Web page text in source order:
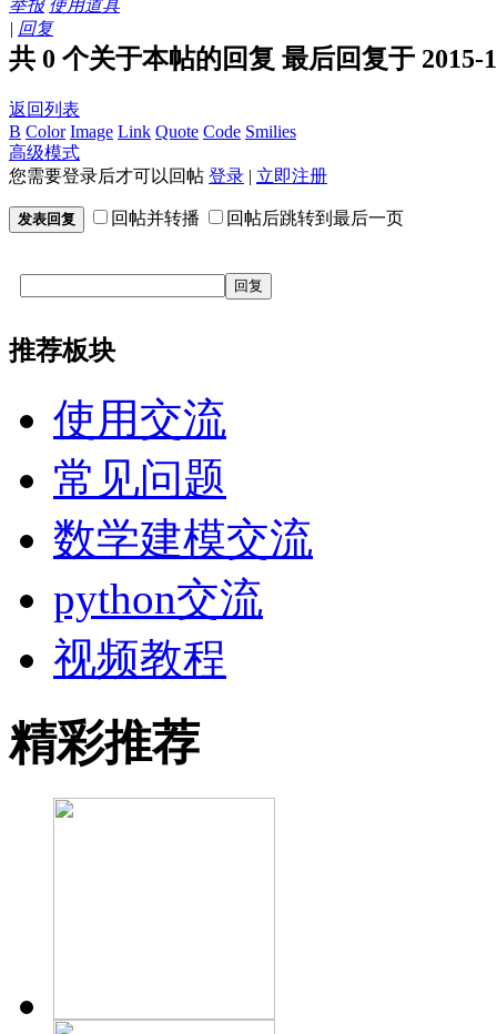
举报 使用道具
| 回复
共 0 个关于本帖的回复 最后回复于 2015-
返回列表
B Color Image Link Quote Code Smilies
高级模式
您需要登录后才可以回帖 登录 | 立即注册
发表回复 回帖并转播 回帖后跳转到最后一页
回复
推荐板块
使用交流
常见问题
数学建模交流
python交流
视频教程
精彩推荐